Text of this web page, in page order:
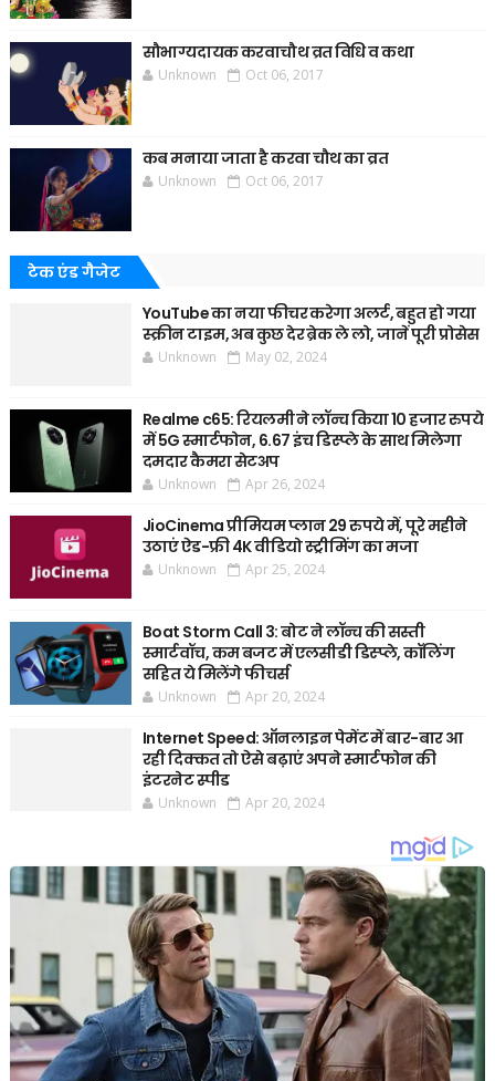
सौभाग्यदायक करवाचौथ व्रत विधि व कथा
Unknown Oct 06, 2017
कब मनाया जाता है करवा चौथ का व्रत
Unknown Oct 06, 2017
टेक एंड गैजेट
YouTube का नया फीचर करेगा अलर्ट, बहुत हो गया
स्क्रीन टाइम, अब कुछ देर ब्रेक ले लो, जानें पूरी प्रोसेस
Unknown May 02, 2024
Realme c65: रियलमी ने लॉन्च किया 10 हजार रुपये
में 5G स्मार्टफोन, 6.67 इंच डिस्प्ले के साथ मिलेगा
दमदार कैमरा सेटअप
Unknown Apr 26, 2024
JioCinema प्रीमियम प्लान 29 रुपये में, पूरे महीने
उठाएं ऐड-फ्री 4K वीडियो स्ट्रीमिंग का मजा
Unknown Apr 25, 2024
Boat Storm Call 3: बोट ने लॉन्च की सस्ती
स्मार्टवॉच, कम बजट में एलसीडी डिस्प्ले, कॉलिंग
सहित ये मिलेंगे फीचर्स
Unknown Apr 20, 2024
Internet Speed: ऑनलाइन पेमेंट में बार-बार आ
रही दिक्कत तो ऐसे बढ़ाएं अपने स्मार्टफोन की
इंटरनेट स्पीड
Unknown Apr 20, 2024